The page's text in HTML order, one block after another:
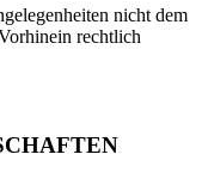
nicht dem
rechtlich